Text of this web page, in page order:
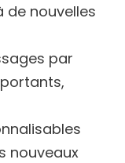
de nouvelles
par
nouveaux